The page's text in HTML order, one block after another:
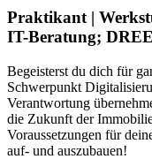
Praktikant |
IT-Beratung;
Begeisterst du dich für
Schwerpunkt
Verantwortung
die Zukunft der
Voraussetzungen für
auf- und auszubauen!